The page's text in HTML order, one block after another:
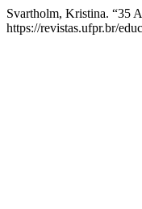
Svartholm, Kristina. “35
https://revistas.ufpr.br/